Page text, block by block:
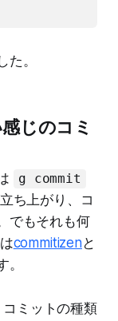
。
じのコミ
g commit
ち上がり、コ
でもそれも何
commitizenと
コミットの種類